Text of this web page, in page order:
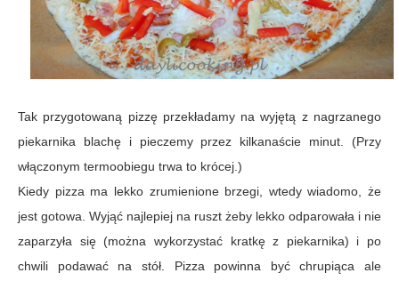
Tak przygotowaną pizzę przekładamy na wyjętą z nagrzanego
piekarnika blachę i pieczemy przez kilkanaście minut. (Przy
włączonym termoobiegu trwa to krócej.)
Kiedy pizza ma lekko zrumienione brzegi, wtedy wiadomo, że
jest gotowa. Wyjąć najlepiej na ruszt żeby lekko odparowała i nie
zaparzyła się (można wykorzystać kratkę z piekarnika) i po
chwili podawać na stół. Pizza powinna być chrupiąca ale